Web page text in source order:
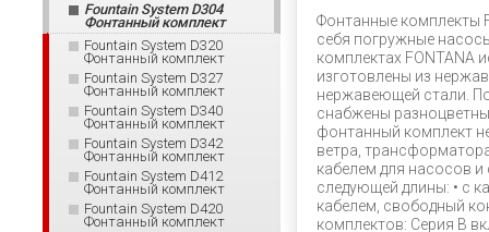
Фонтанные комплекты
себя погружные
комплектах
изготовлены из
нержавеющей стали.
снабжены
фонтанный комплект
ветра,
кабелем для насосов
следующей длины: • с
кабелем, свободный
комплектов: Серия B
Fountain System D304
Фонтанный комплект
Fountain System D320
Фонтанный комплект
Fountain System D327
Фонтанный комплект
Fountain System D340
Фонтанный комплект
Fountain System D342
Фонтанный комплект
Fountain System D412
Фонтанный комплект
Fountain System D420
Фонтанный комплект